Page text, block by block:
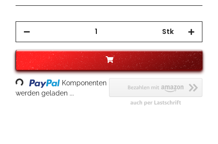
Stk
Loading...
Komponenten
werden geladen ...